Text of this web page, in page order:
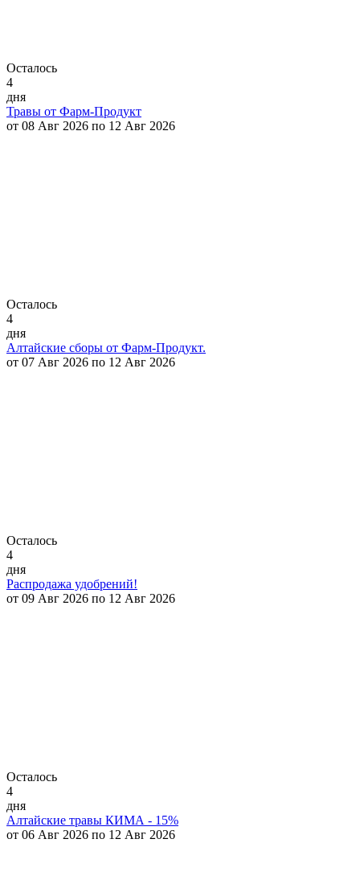
Осталось
4
дня
Травы от Фарм-Продукт
от 08 Авг 2026 по 12 Авг 2026
Осталось
4
дня
Алтайские сборы от Фарм-Продукт.
от 07 Авг 2026 по 12 Авг 2026
Осталось
4
дня
Распродажа удобрений!
от 09 Авг 2026 по 12 Авг 2026
Осталось
4
дня
Алтайские травы КИМА - 15%
от 06 Авг 2026 по 12 Авг 2026